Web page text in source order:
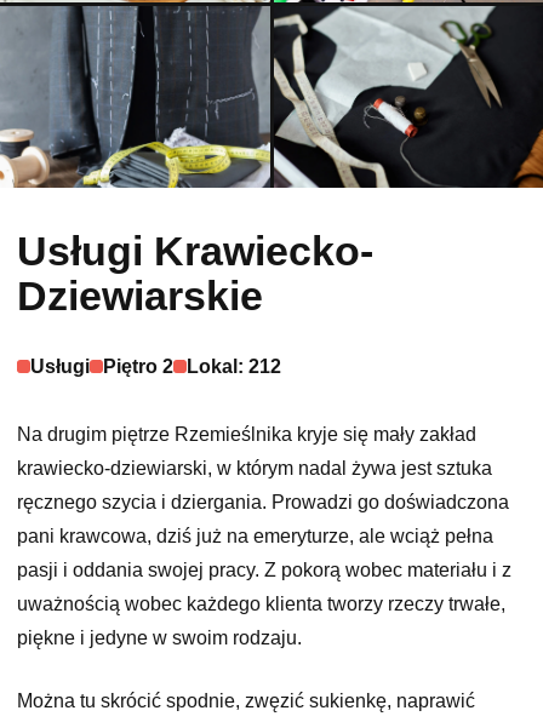
Usługi Krawiecko-
Dziewiarskie
Usługi Piętro 2 Lokal: 212
Na drugim piętrze Rzemieślnika kryje się mały zakład
krawiecko-dziewiarski, w którym nadal żywa jest sztuka
ręcznego szycia i dziergania. Prowadzi go doświadczona
pani krawcowa, dziś już na emeryturze, ale wciąż pełna
pasji i oddania swojej pracy. Z pokorą wobec materiału i z
uważnością wobec każdego klienta tworzy rzeczy trwałe,
piękne i jedyne w swoim rodzaju.
Można tu skrócić spodnie, zwęzić sukienkę, naprawić